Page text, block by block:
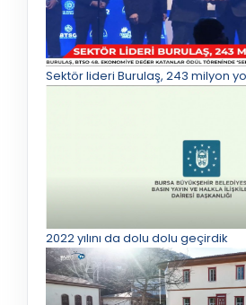
Sektör lideri Burulaş, 243 milyon
2022 yılını da dolu dolu geçirdik